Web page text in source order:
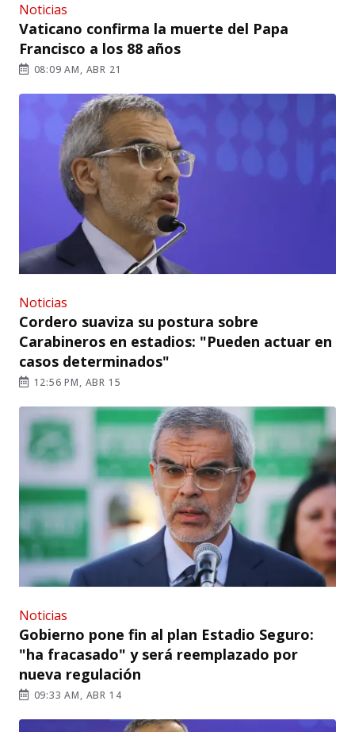
Noticias
Vaticano confirma la muerte del Papa
Francisco a los 88 años
08:09 AM, ABR 21
Noticias
Cordero suaviza su postura sobre
Carabineros en estadios: "Pueden actuar en
casos determinados"
12:56 PM, ABR 15
Noticias
Gobierno pone fin al plan Estadio Seguro:
"ha fracasado" y será reemplazado por
nueva regulación
09:33 AM, ABR 14